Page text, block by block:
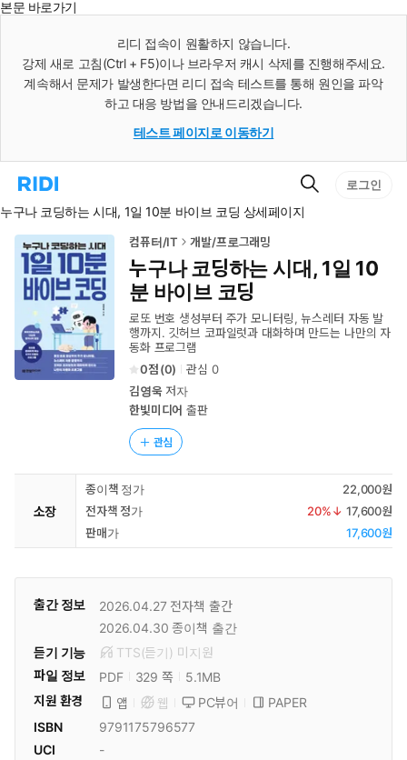
본문 바로가기
리디 접속이 원활하지 않습니다.
강제 새로 고침(Ctrl + F5)이나 브라우저 캐시 삭제를 진행해주세요.
계속해서 문제가 발생한다면 리디 접속 테스트를 통해 원인을 파악
하고 대응 방법을 안내드리겠습니다.
테스트 페이지로 이동하기
리
홈
로
이
검
색
로그인
누구나 코딩하는 시대, 1일 10분 바이브 코딩 상세페이지
컴퓨터/IT 개발/프로그래밍
누구나 코딩하는 시대, 1일 10
분 바이브 코딩
로또 번호 생성부터 주가 모니터링, 뉴스레터 자동 발
행까지. 깃허브 코파일럿과 대화하며 만드는 나만의 자
동화 프로그램
0
(0) 관심 0
김영욱저자
한빛미디어 출판
관심
소장
종이책 정가
22,000원
전자책 정가
20%↓ 17,600원
판매가
17,600원
출간 정보 2026.04.27 전자책 출간
2026.04.30 종이책 출간
듣기 기능
TTS(듣기) 미 지원
파일 정보
PDF 329 쪽
5.1MB
지원 환경
앱 웹 PC뷰어
PAPER
ISBN
9791175796577
UCI
-